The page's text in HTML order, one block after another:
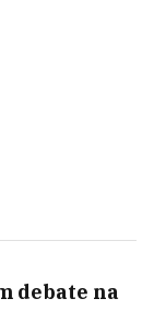
debate na